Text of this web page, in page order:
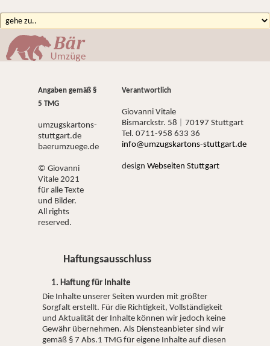
Angaben gemäß §
5 TMG
umzugskartons-
stuttgart.de
baerumzuege.de
© Giovanni
Vitale 2021
für alle Texte
und Bilder.
All rights
reserved.
Verantwortlich
Giovanni Vitale
Bismarckstr. 58
70197 Stuttgart
Tel. 0711-958 633 36
info@umzugskartons-stuttgart.de
design Webseiten Stuttgart
Haftungsausschluss
1. Haftung für Inhalte
Die Inhalte unserer Seiten wurden mit größter
Sorgfalt erstellt. Für die Richtigkeit, Vollständigkeit
und Aktualität der Inhalte können wir jedoch keine
Gewähr übernehmen. Als Diensteanbieter sind wir
gemäß § 7 Abs.1 TMG für eigene Inhalte auf diesen